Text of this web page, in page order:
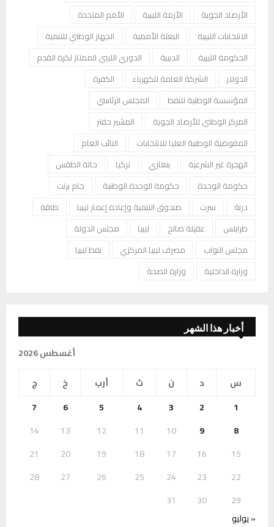
الأرصاد الجوية
الأزمة الليبية
الأمم المتحدة
الانتخابات الليبية
البعثة الأممية
الجهاز الوطني للتنمية
الحكومة الليبية
الدبيبة
الدوري الليبي الممتاز لكرة القدم
الدولار
الشركة العامة للكهرباء
الكفرة
المؤسسة الوطنية للنفط
المجلس الرئاسي
المركز الوطني للأرصاد الجوية
المشير حفتر
المفوضية الوطنية العليا للانتخابات
النائب العام
الهجرة غير الشرعية
بنغازي تركيا
حالة الطقس
حكومة الوحدة
حكومة الوحدة الوطنية
خام برنت
درنة
سرت صندوق التنمية وإعادة إعمار ليبيا
طاقة
طرابلس
عقيلة صالح ليبيا
مجلس الدولة
مجلس النواب
مصرف ليبيا المركزي
نفط ليبيا
وزارة الداخلية
وزارة الصحة
أخبار هذا الشهر
أغسطس 2026
س
د ن ث أرب خ
ج
1
2
3
4
5
6
7
8
9
10
11
12
13
14
15
16
17
18
19
20
21
22
23
24
25
26
27
28
29
30
31
« يوليو